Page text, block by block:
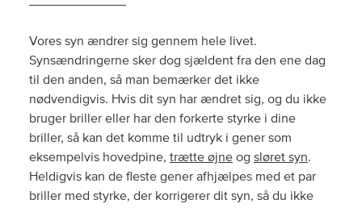
Vores syn ændrer sig gennem hele livet.
Synsændringerne sker dog sjældent fra den ene dag
til den anden, så man bemærker det ikke
nødvendigvis. Hvis dit syn har ændret sig, og du ikke
bruger briller eller har den forkerte styrke i dine
briller, så kan det komme til udtryk i gener som
eksempelvis hovedpine, trætte øjne og sløret syn.
Heldigvis kan de fleste gener afhjælpes med et par
briller med styrke, der korrigerer dit syn, så du ikke